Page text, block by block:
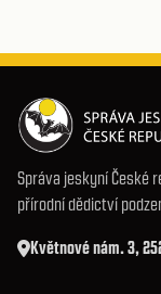
Správa jeskyní České
přírodní dědictví
Květnové nám. 3,